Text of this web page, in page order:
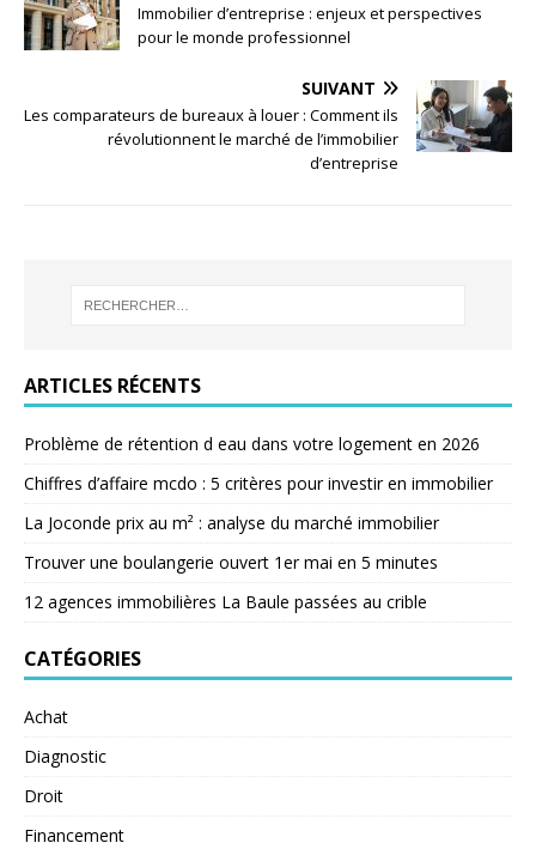
Immobilier d’entreprise : enjeux et perspectives
pour le monde professionnel
SUIVANT
Les comparateurs de bureaux à louer : Comment ils
révolutionnent le marché de l’immobilier
d’entreprise
ARTICLES RÉCENTS
Problème de rétention d eau dans votre logement en 2026
Chiffres d’affaire mcdo : 5 critères pour investir en immobilier
La Joconde prix au m² : analyse du marché immobilier
Trouver une boulangerie ouvert 1er mai en 5 minutes
12 agences immobilières La Baule passées au crible
CATÉGORIES
Achat
Diagnostic
Droit
Financement